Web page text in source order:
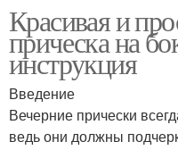
Красивая и
прическа на
инструкция
Введение
Вечерние прически
ведь они должны